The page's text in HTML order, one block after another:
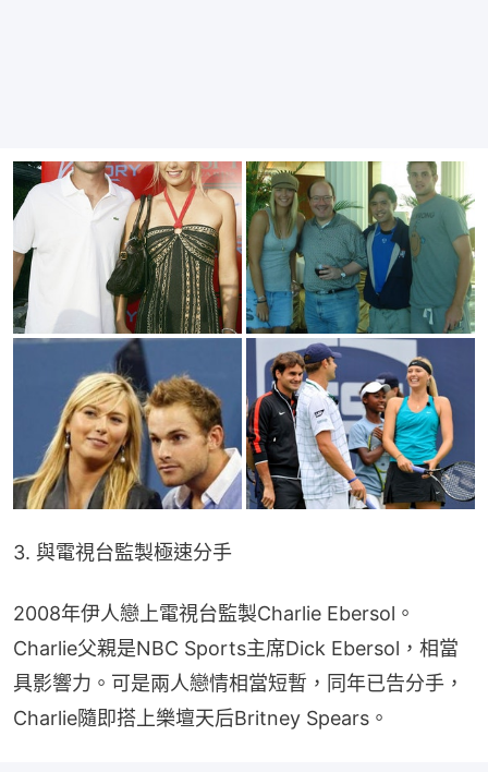
3. 與電視台監製極速分手
2008年伊人戀上電視台監製Charlie Ebersol。
Charlie父親是NBC Sports主席Dick Ebersol，相當
具影響力。可是兩人戀情相當短暫，同年已告分手，
Charlie隨即搭上樂壇天后Britney Spears。